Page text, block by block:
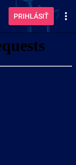
PRIHLÁSIŤ